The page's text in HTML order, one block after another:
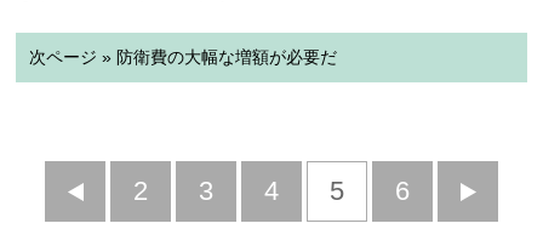
次ページ » 防衛費の大幅な増額が必要だ
前
2 3 4 5 6